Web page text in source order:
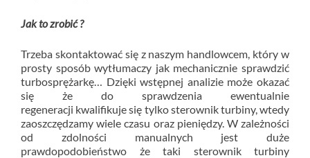
Jak to zrobić ?
Trzeba skontaktować się z naszym handlowcem, który w
prosty sposób wytłumaczy jak mechanicznie sprawdzić
turbosprężarkę… Dzięki wstępnej analizie może okazać
się że do sprawdzenia ewentualnie
regeneracji kwalifikuje się tylko sterownik turbiny, wtedy
zaoszczędzamy wiele czasu oraz pieniędzy. W zależności
od zdolności manualnych jest duże
prawdopodobieństwo że taki sterownik turbiny